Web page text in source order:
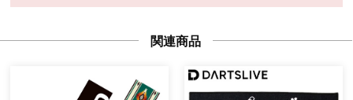
関連商品